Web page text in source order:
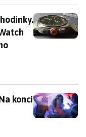
Nová
konci srpna se
konci